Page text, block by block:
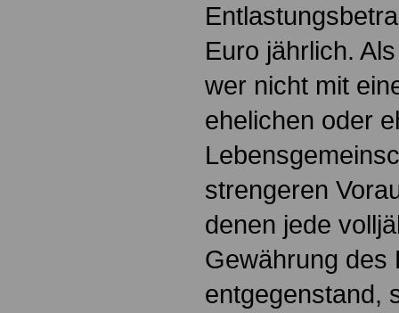
Euro jährlich.
wer nicht mit
ehelichen oder
strengeren
denen jede
Gewährung des
entgegenstand,